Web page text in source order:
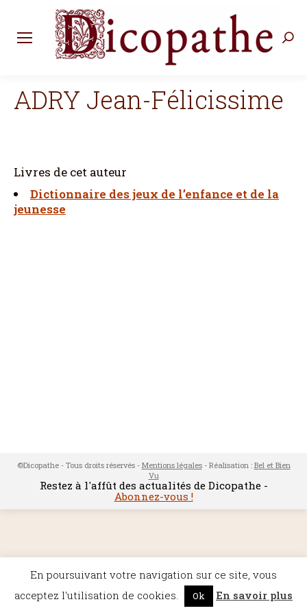
ADRY Jean-Félicissime
Livres de cet auteur
Dictionnaire des jeux de l’enfance et de la
jeunesse
©Dicopathe - Tous droits réservés - Mentions légales- Réalisation : Bel et Bien
Vu
Restez à l'affût des actualités de Dicopathe -
Abonnez-vous !
En poursuivant votre navigation sur ce site, vous
acceptez l'utilisation de cookies.
Ok En savoir plus